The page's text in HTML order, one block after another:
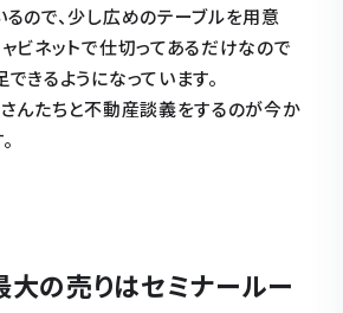
ので、少し広めのテーブルを用意
ビネットで仕切ってあるだけなので
きるようになっています。
んたちと不動産談義をするのが今か
の売りはセミナールー